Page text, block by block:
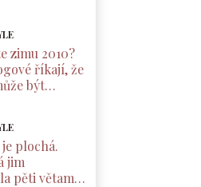
zimu 2010?
říkají, že
být
plochá.
jim
pěti větami,